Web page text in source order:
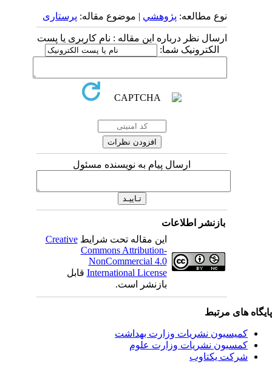
نوع مطالعه:پژوهشي| موضوع مقاله:پرستاری
ارسال نظر درباره این مقاله : نام کاربری یا پست
الکترونیک شما:
ارسال پیام به نویسنده مسئول
بازنشر اطلاعات
این مقاله تحت شرایطCreative
Commons Attribution-
NonCommercial 4.0
International Licenseقابل
بازنشر است.
های مرتبط
کمیسیون نشریات وزارت بهداشت
کمسیون نشریات وزارت علوم
شرکت یکتاوب